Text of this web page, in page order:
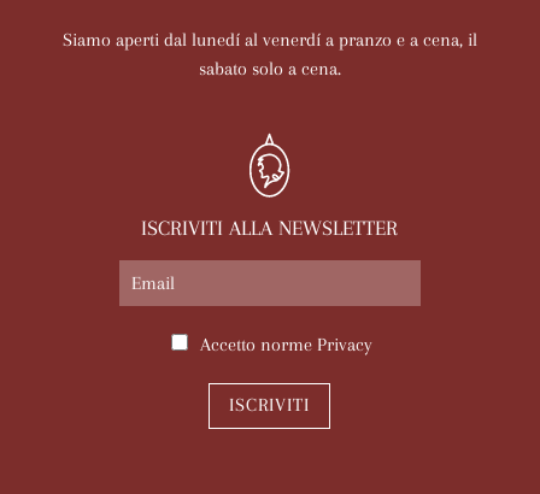
Siamo aperti dal lunedí al venerdí a pranzo e a cena, il
sabato solo a cena.
ISCRIVITI ALLA NEWSLETTER
Accetto norme Privacy
ISCRIVITI